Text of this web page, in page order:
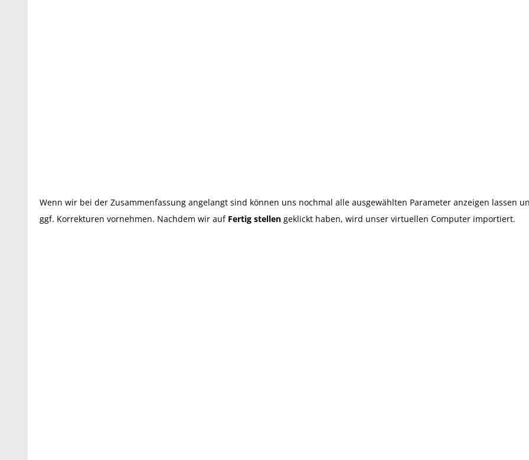
Wenn wir bei der Zusammenfassung angelangt sind können uns nochmal alle ausgewählten Parameter anzeigen lassen
ggf. Korrekturen vornehmen. Nachdem wir auf Fertig stellen geklickt haben, wird unser virtuellen Computer importiert.